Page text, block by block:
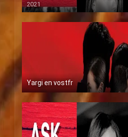
2021
Yargi en vostfr